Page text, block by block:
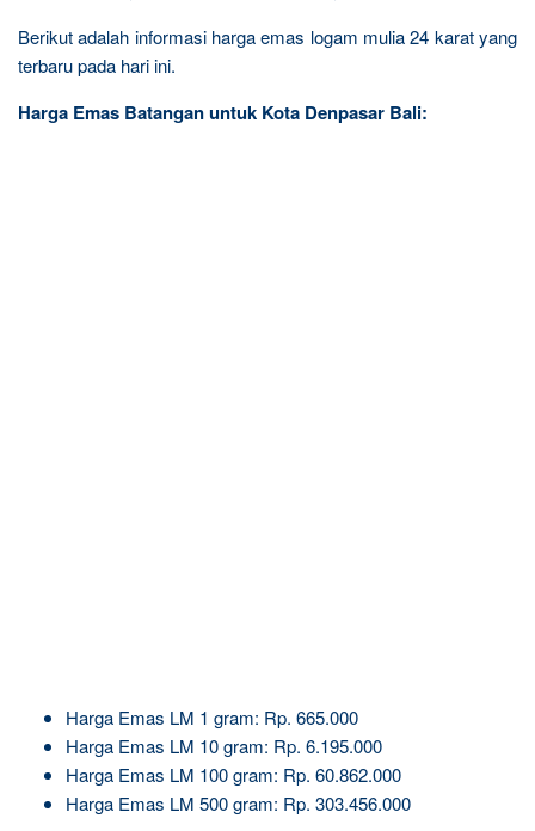
Berikut adalah informasi harga emas logam mulia 24 karat yang
terbaru pada hari ini.
Harga Emas Batangan untuk Kota Denpasar Bali:
Harga Emas LM 1 gram: Rp. 665.000
Harga Emas LM 10 gram: Rp. 6.195.000
Harga Emas LM 100 gram: Rp. 60.862.000
Harga Emas LM 500 gram: Rp. 303.456.000